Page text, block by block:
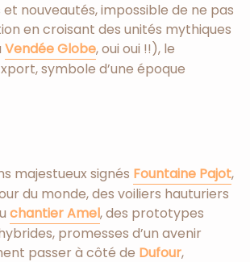
nouveautés, impossible de ne pas
en croisant des unités mythiques
Vendée Globe, oui oui !!), le
symbole d’une époque
majestueux signés Fountaine Pajot,
du monde, des voiliers hauturiers
chantier Amel, des prototypes
promesses d’un avenir
passer à côté de Dufour,